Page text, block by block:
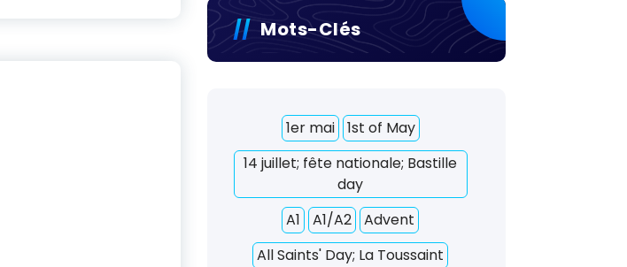
Mots-Clés
1er mai
1st of May
14 juillet; fête nationale; Bastille
day
A1
A1/A2
Advent
All Saints' Day; La Toussaint